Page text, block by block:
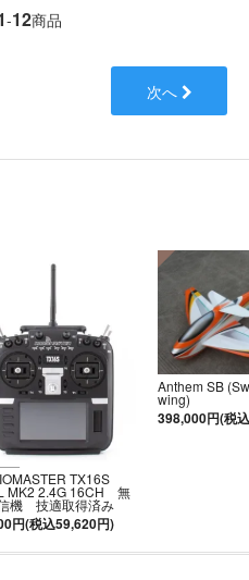
-12商品
次へ
TX16S
MK2 2.4G 16CH 無
機 技適取得済み
円(税込59,620円)
Anthem SB
wing)
398,000円(税